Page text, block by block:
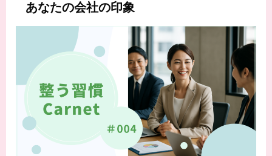
あなたの会社の印象